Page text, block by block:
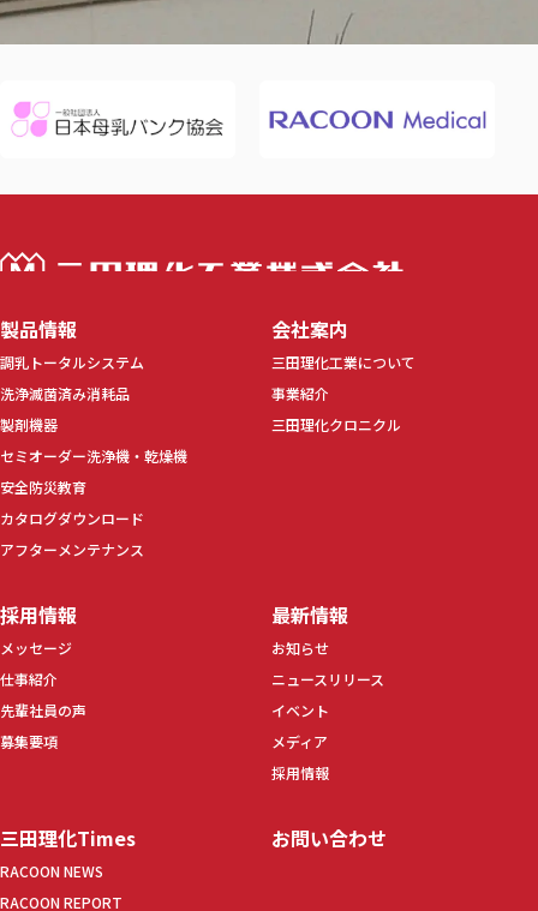
製品情報
調乳トータルシステム
洗浄滅菌済み消耗品
製剤機器
セミオーダー洗浄機・乾燥機
安全防災教育
カタログダウンロード
アフターメンテナンス
会社案内
三田理化工業について
事業紹介
三田理化クロニクル
採用情報
メッセージ
仕事紹介
先輩社員の声
募集要項
最新情報
お知らせ
ニュースリリース
イベント
メディア
採用情報
三田理化Times
RACOON NEWS
RACOON REPORT
お問い合わせ